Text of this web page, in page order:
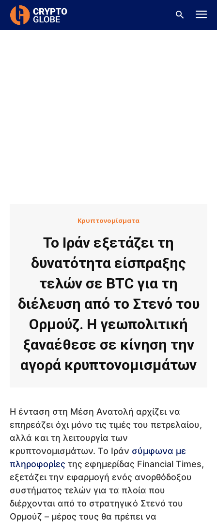
Κρυπτονομίσματα
Το Ιράν εξετάζει τη
δυνατότητα είσπραξης
τελών σε BTC για τη
διέλευση από το Στενό του
Ορμούζ. Η γεωπολιτική
ξαναέθεσε σε κίνηση την
αγορά κρυπτονομισμάτων
Η ένταση στη Μέση Ανατολή αρχίζει να
επηρεάζει όχι μόνο τις τιμές του πετρελαίου,
αλλά και τη λειτουργία των
κρυπτονομισμάτων. Το Ιράν σύμφωνα με
πληροφορίες της εφημερίδας Financial Times,
εξετάζει την εφαρμογή ενός ανορθόδοξου
συστήματος τελών για τα πλοία που
διέρχονται από το στρατηγικό Στενό του
Ορμούζ – μέρος τους θα πρέπει να